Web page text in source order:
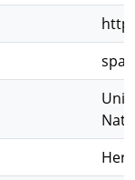
spa